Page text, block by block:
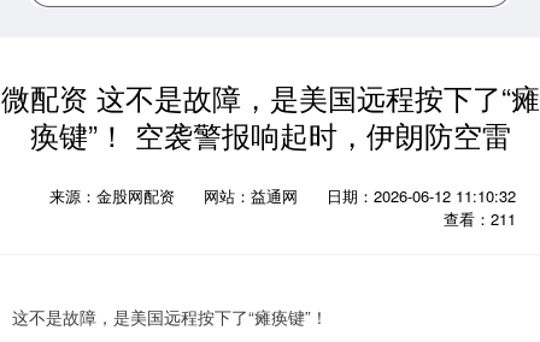
微配资 这不是故障，是美国远程按下了“瘫
痪键”！ 空袭警报响起时，伊朗防空雷
来源：金股网配资 网站：益通网
日期：2026-06-12 11:10:32
查看：211
这不是故障，是美国远程按下了“瘫痪键”！